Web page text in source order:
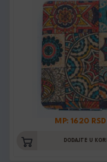
MP: 1620 RSD
DODAJTE U